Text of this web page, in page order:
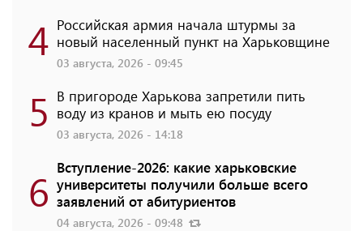
4 Российская армия начала штурмы за
новый населенный пункт на Харьковщине
03 августа, 2026 - 09:45
5 В пригороде Харькова запретили пить
воду из кранов и мыть ею посуду
03 августа, 2026 - 14:18
6 Вступление-2026: какие харьковские
университеты получили больше всего
заявлений от абитуриентов
04 августа, 2026 - 09:48